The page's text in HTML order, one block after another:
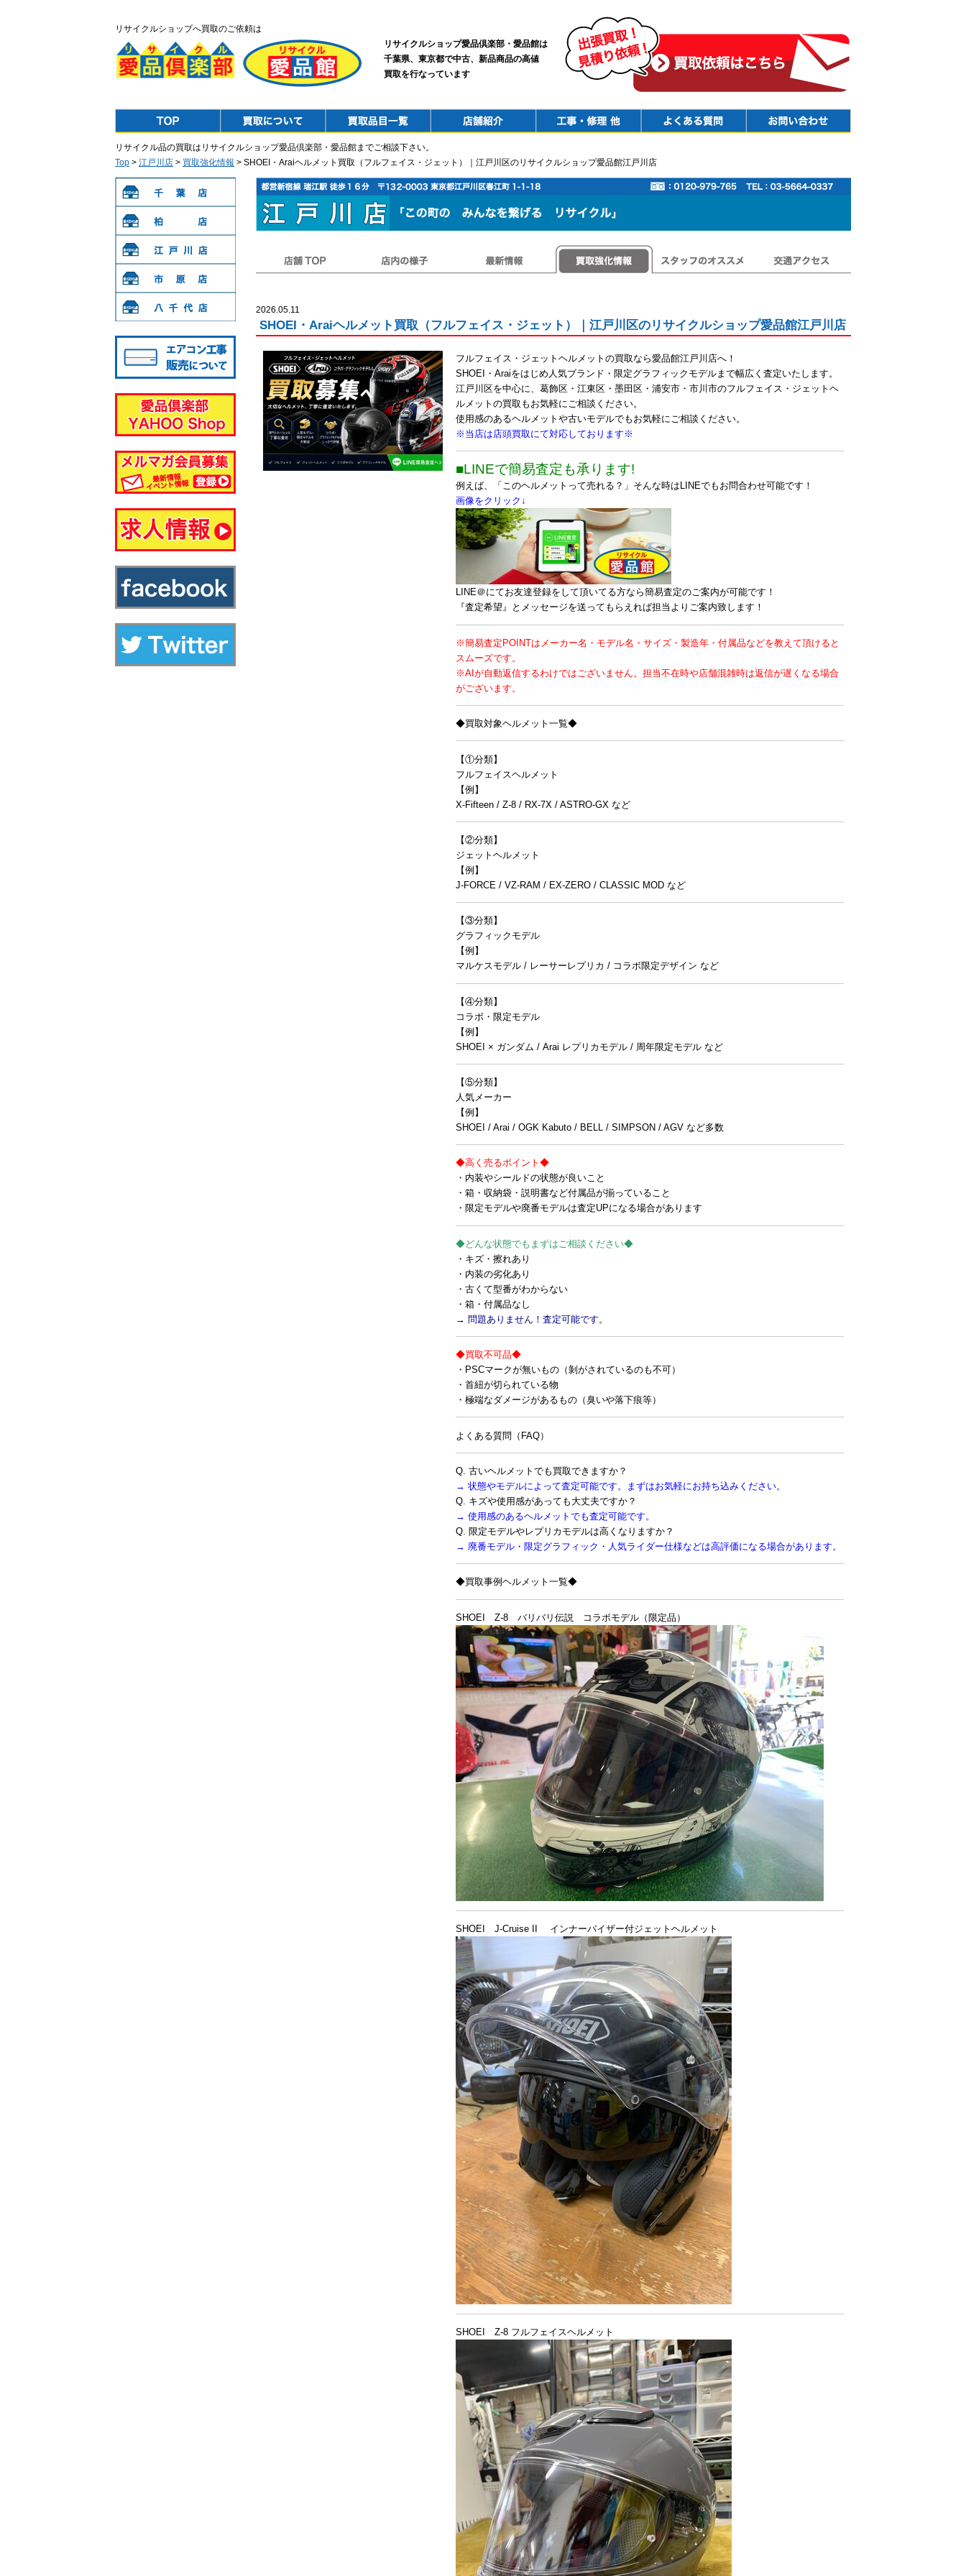
リサイクルショップへ買取のご依頼は
リサイクルショップ愛品倶楽部・愛品館は
千葉県、東京都で中古、新品商品の高値
買取を行なっています
リサイクル品の買取はリサイクルショップ愛品倶楽部・愛品館までご相談下さい。
Top > 江戸川店 > 買取強化情報 > SHOEI・Araiヘルメット買取（フルフェイス・ジェット）｜江戸川区のリサイクルショップ愛品館江戸川店
2026.05.11
SHOEI・Araiヘルメット買取（フルフェイス・ジェット）｜江戸川区のリサイクルショップ愛品館江戸川店
フルフェイス・ジェットヘルメットの買取なら愛品館江戸川店へ！
SHOEI・Araiをはじめ人気ブランド・限定グラフィックモデルまで幅広く査定いたします。
江戸川区を中心に、葛飾区・江東区・墨田区・浦安市・市川市のフルフェイス・ジェットヘ
ルメットの買取もお気軽にご相談ください。
使用感のあるヘルメットや古いモデルでもお気軽にご相談ください。
※当店は店頭買取にて対応しております※
■LINEで簡易査定も承ります!
例えば、「このヘルメットって売れる？」そんな時はLINEでもお問合わせ可能です！
画像をクリック↓
LINE＠にてお友達登録をして頂いてる方なら簡易査定のご案内が可能です！
『査定希望』とメッセージを送ってもらえれば担当よりご案内致します！
※簡易査定POINTはメーカー名・モデル名・サイズ・製造年・付属品などを教えて頂けると
スムーズです。
※AIが自動返信するわけではございません。担当不在時や店舗混雑時は返信が遅くなる場合
がございます。
◆買取対象ヘルメット一覧◆
【①分類】
フルフェイスヘルメット
【例】
X-Fifteen / Z-8 / RX-7X / ASTRO-GX など
【②分類】
ジェットヘルメット
【例】
J-FORCE / VZ-RAM / EX-ZERO / CLASSIC MOD など
【③分類】
グラフィックモデル
【例】
マルケスモデル / レーサーレプリカ / コラボ限定デザイン など
【④分類】
コラボ・限定モデル
【例】
SHOEI × ガンダム / Arai レプリカモデル / 周年限定モデル など
【⑤分類】
人気メーカー
【例】
SHOEI / Arai / OGK Kabuto / BELL / SIMPSON / AGV など多数
◆高く売るポイント◆
・内装やシールドの状態が良いこと
・箱・収納袋・説明書など付属品が揃っていること
・限定モデルや廃番モデルは査定UPになる場合があります
◆どんな状態でもまずはご相談ください◆
・キズ・擦れあり
・内装の劣化あり
・古くて型番がわからない
・箱・付属品なし
→ 問題ありません！査定可能です。
◆買取不可品◆
・PSCマークが無いもの（剝がされているのも不可）
・首紐が切られている物
・極端なダメージがあるもの（臭いや落下痕等）
よくある質問（FAQ）
Q. 古いヘルメットでも買取できますか？
→ 状態やモデルによって査定可能です。まずはお気軽にお持ち込みください。
Q. キズや使用感があっても大丈夫ですか？
→ 使用感のあるヘルメットでも査定可能です。
Q. 限定モデルやレプリカモデルは高くなりますか？
→ 廃番モデル・限定グラフィック・人気ライダー仕様などは高評価になる場合があります。
◆買取事例ヘルメット一覧◆
SHOEI Z-8 バリバリ伝説 コラボモデル（限定品）
SHOEI J-Cruise II インナーバイザー付ジェットヘルメット
SHOEI Z-8 フルフェイスヘルメット